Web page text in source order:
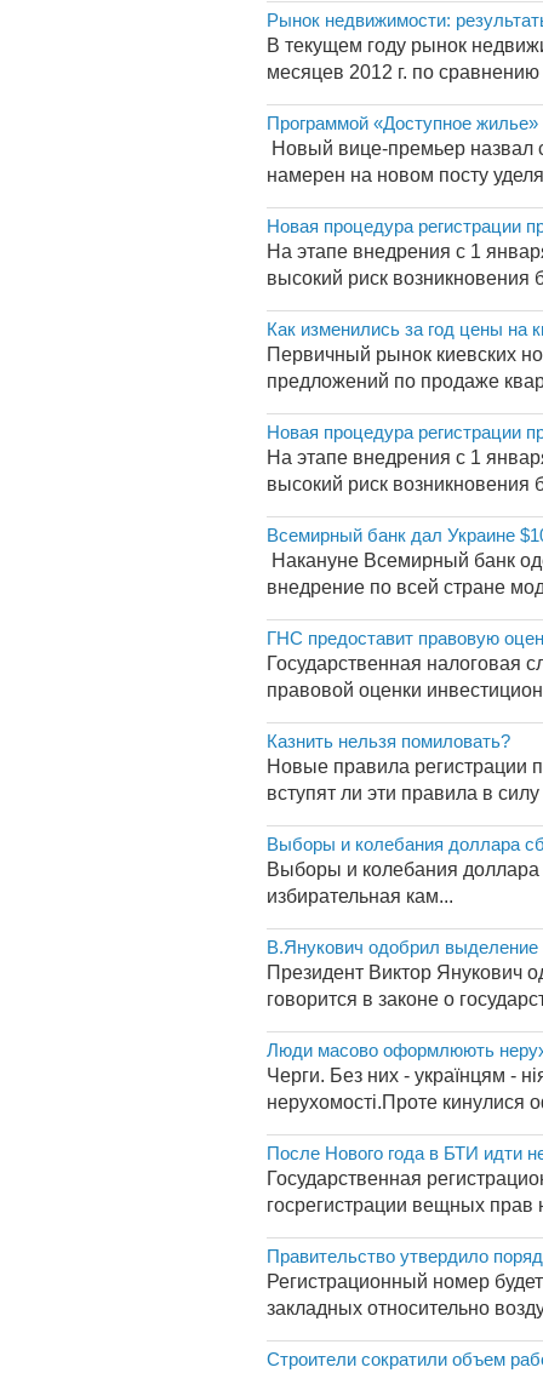
Рынок недвижимости:
В текущем году рынок
месяцев 2012 г. по
Программой «Доступное
Новый вице-премьер назвал
намерен на новом посту
Новая процедура регистрации
На этапе внедрения с 1
высокий риск возникновения
Как изменились за год цены на
Первичный рынок киевских
предложений по продаже
Новая процедура регистрации
На этапе внедрения с 1
высокий риск возникновения
Всемирный банк дал Украине
Накануне Всемирный банк
внедрение по всей стране
ГНС предоставит правовую
Государственная налоговая
правовой оценки
Казнить нельзя помиловать?
Новые правила регистрации
вступят ли эти правила в
Выборы и колебания доллара
Выборы и колебания
избирательная кам...
В.Янукович одобрил
Президент Виктор Янукович
говорится в законе о
Люди масово оформлюють
Черги. Без них - українцям -
нерухомості.Проте кинулися
После Нового года в БТИ идти
Государственная
госрегистрации вещных прав
Правительство утвердило
Регистрационный номер
закладных относительно
Строители сократили объем